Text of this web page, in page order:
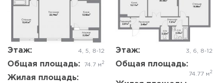
Этаж: 4, 5, 8-12
Общая площадь: 74.7 м 2
Жилая площадь:
Этаж: 3, 6, 8-12
Общая площадь:
74.77 м 2
Да, удалить Отмена